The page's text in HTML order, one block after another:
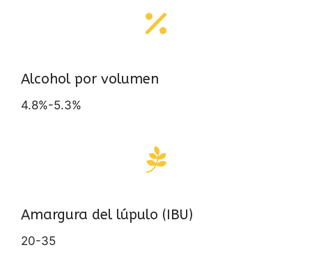
Alcohol por volumen
4.8%-5.3%
Amargura del lúpulo (IBU)
20-35